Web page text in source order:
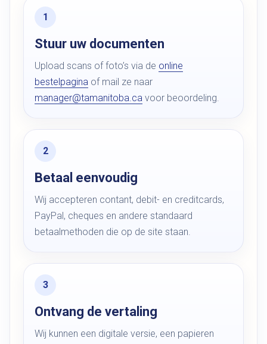
Stuur uw documenten
Upload scans of foto’s via de online
bestelpagina of mail ze naar
manager@tamanitoba.ca voor beoordeling.
Betaal eenvoudig
Wij accepteren contant, debit- en creditcards,
PayPal, cheques en andere standaard
betaalmethoden die op de site staan.
Ontvang de vertaling
Wij kunnen een digitale versie, een papieren